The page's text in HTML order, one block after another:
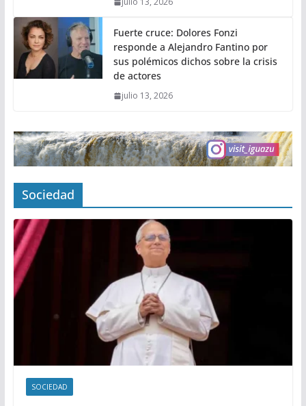
Fuerte cruce: Dolores Fonzi
responde a Alejandro Fantino por
sus polémicos dichos sobre la crisis
de actores
julio 13, 2026
Sociedad
SOCIEDAD